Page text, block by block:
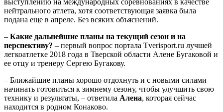
выступлению на международных соревнованиях в качестве
нейтрального атлета, хотя соответствующая заявка была
подана еще в апреле. Без всяких объяснений.
– Какие дальнейшие планы на текущий сезон и на
перспективу? – первый вопрос портала Tverisport.ru лучшей
легкоатлетке 2018 года в Тверской области Алене Бугаковой и
ее отцу и тренеру Сергею Бугакову.
– Ближайшие планы хорошо отдохнуть и с новыми силами
начинать готовиться к зимнему сезону, чтобы улучшить свою
технику и результаты, – ответила Алена, которая сейчас
находится в родном Конаково.